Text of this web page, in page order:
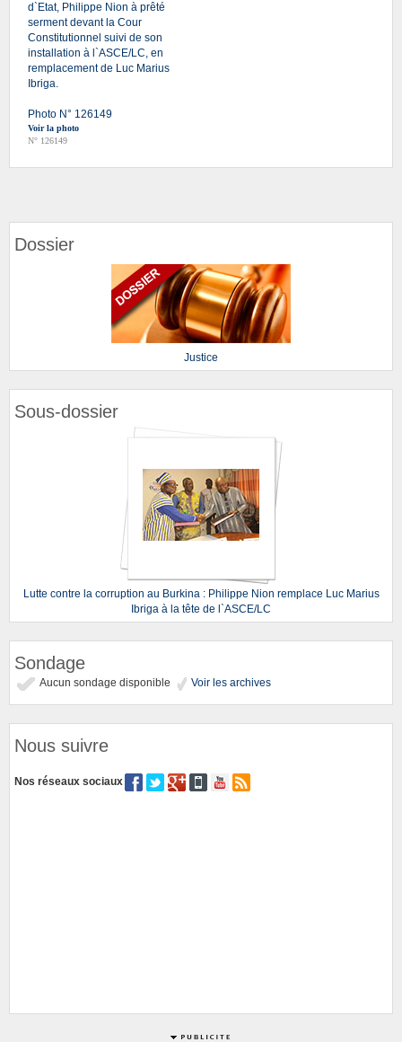
d`Etat, Philippe Nion à prêté
serment devant la Cour
Constitutionnel suivi de son
installation à l`ASCE/LC, en
remplacement de Luc Marius
Ibriga.
Photo N° 126149
Voir la photo
N° 126149
Dossier
Justice
Sous-dossier
Lutte contre la corruption au Burkina : Philippe Nion remplace Luc Marius
Ibriga à la tête de l`ASCE/LC
Sondage
Aucun sondage disponible Voir les archives
Nous suivre
Nos réseaux sociaux